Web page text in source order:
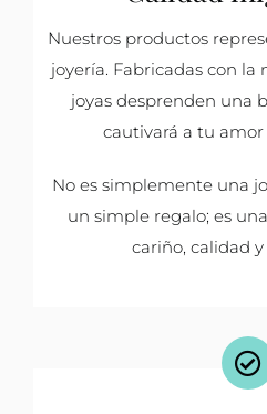
Nuestros productos
joyería. Fabricadas con la
joyas desprenden una
cautivará a tu
No es simplemente una
un simple regalo; es
cariño, calidad